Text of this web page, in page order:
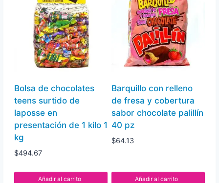
Bolsa de chocolates
teens surtido de
laposse en
presentación de 1 kilo 1
kg
$494.67
Añadir al carrito
Barquillo con relleno
de fresa y cobertura
sabor chocolate palillín
40 pz
$64.13
Añadir al carrito